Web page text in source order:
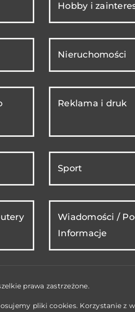
Hobby i
Nieruchomości
Reklama i druk
Sport
Wiadomości /
Informacje
prawa zastrzeżone.
pliki cookies. Korzystanie z